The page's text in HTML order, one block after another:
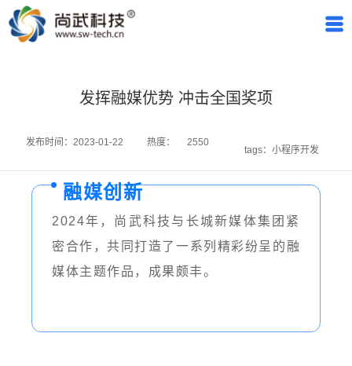
发挥融媒优势 冲击全国奖项
发布时间：2023-01-22 热度： 2550
tags： 小程序开发
融媒创新
2024年，尚武科技与长城新媒体集团紧
密合作，共同打造了一系列精彩纷呈的融
媒体主题作品，成果颇丰。